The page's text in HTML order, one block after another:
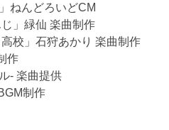
ねんどろいどCM
」緑仙 楽曲制作
校」石狩あかり 楽曲制作
作
- 楽曲提供
制作